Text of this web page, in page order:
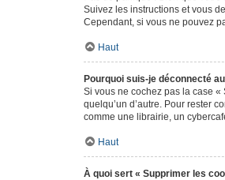
Suivez les instructions et vous
Cependant, si vous ne pouvez
Haut
Pourquoi suis-je déconnecté
Si vous ne cochez pas la case
quelqu’un d’autre. Pour rester
comme une librairie, un
Haut
À quoi sert « Supprimer les